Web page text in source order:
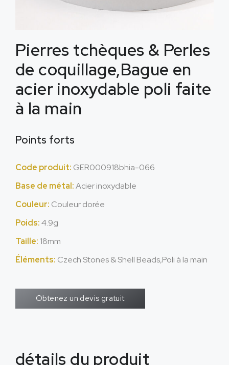
Pierres tchèques & Perles
de coquillage,Bague en
acier inoxydable poli faite
à la main
Points forts
Code produit: GER000918bhia-066
Base de métal:Acier inoxydable
Couleur: Couleur dorée
Poids:4.9g
Taille: 18mm
Éléments: Czech Stones & Shell Beads,Poli à la main
Obtenez un devis gratuit
détails du produit